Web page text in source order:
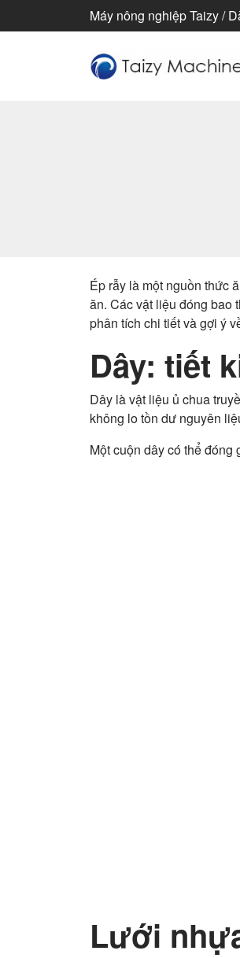
Máy nông nghiệp Taizy /
Ép rẫy là một nguồn thức
ăn. Các vật liệu đóng bao
phân tích chi tiết và gợi ý
Dây: tiết
Dây là vật liệu ủ chua
không lo tồn dư nguyên
Một cuộn dây có thể
Lưới